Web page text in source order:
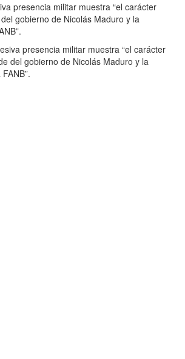
presencia militar muestra “el carácter
gobierno de Nicolás Maduro y la
presencia militar muestra “el carácter
del gobierno de Nicolás Maduro y la